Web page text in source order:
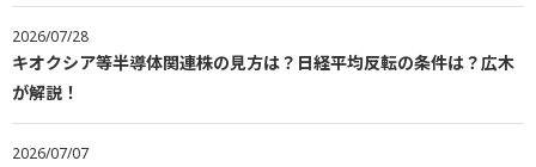
2026/07/28
キオクシア等半導体関連株の見方は？日経平均反転の条件は？広木
が解説！
2026/07/07